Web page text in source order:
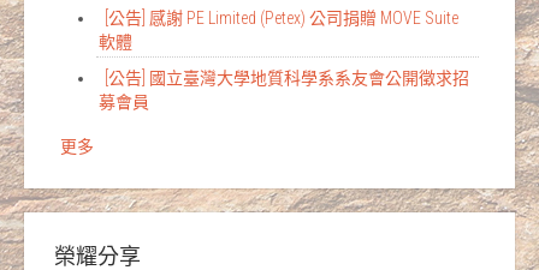
[公告] 感謝 PE Limited (Petex) 公司捐贈 MOVE Suite
軟體
[公告] 國立臺灣大學地質科學系系友會公開徵求招
募會員
更多
榮耀分享